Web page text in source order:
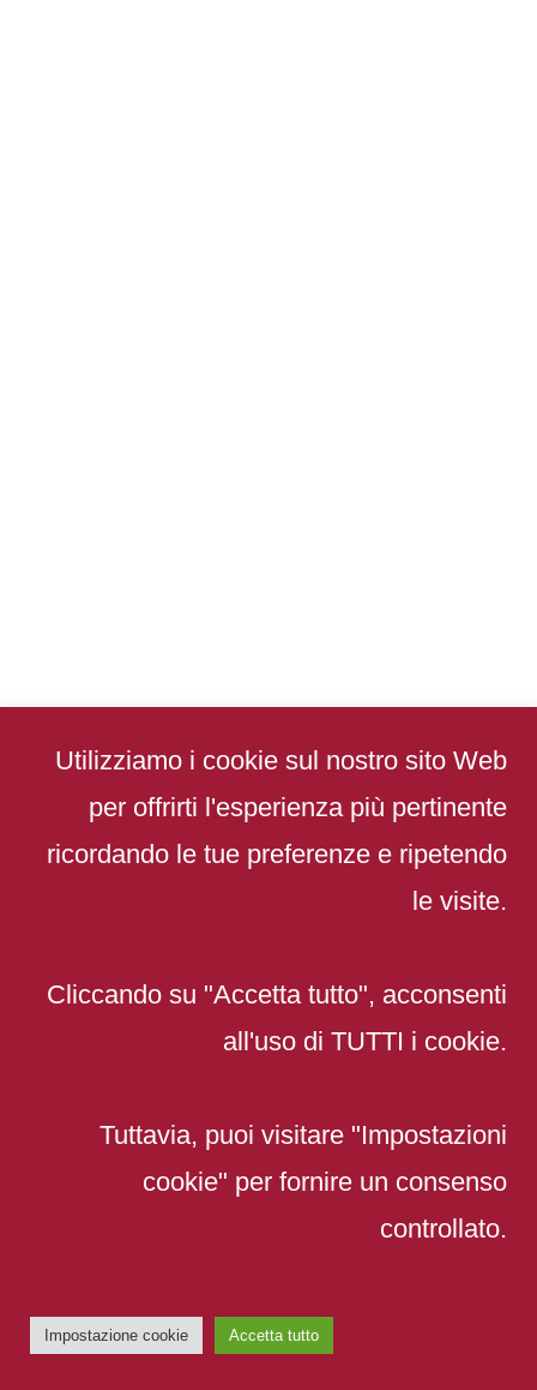
Utilizziamo i cookie sul nostro sito Web
per offrirti l'esperienza più pertinente
ricordando le tue preferenze e ripetendo
le visite.
Cliccando su "Accetta tutto", acconsenti
all'uso di TUTTI i cookie.
Tuttavia, puoi visitare "Impostazioni
cookie" per fornire un consenso
controllato.
Impostazione cookie Accetta tutto